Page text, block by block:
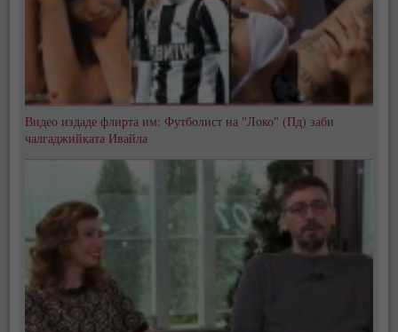
Видео издаде флирта им: Футболист на "Локо" (Пд) заби
чалгаджийката Ивайла